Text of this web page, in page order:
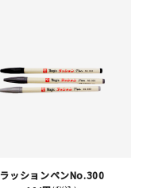
ラッションペンNo.300